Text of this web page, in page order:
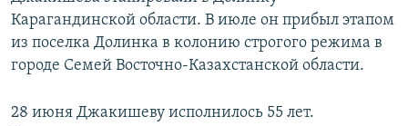
Карагандинской области. В июле он прибыл этапом
из поселка Долинка в колонию строгого режима в
городе Семей Восточно-Казахстанской области.
28 июня Джакишеву исполнилось 55 лет.